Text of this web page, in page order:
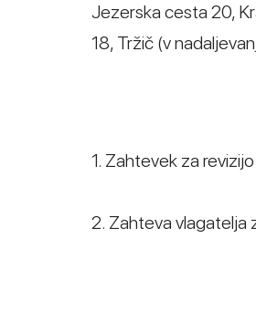
Jezerska cesta 20,
18, Tržič (v
1. Zahtevek za
2. Zahteva vlagatelja